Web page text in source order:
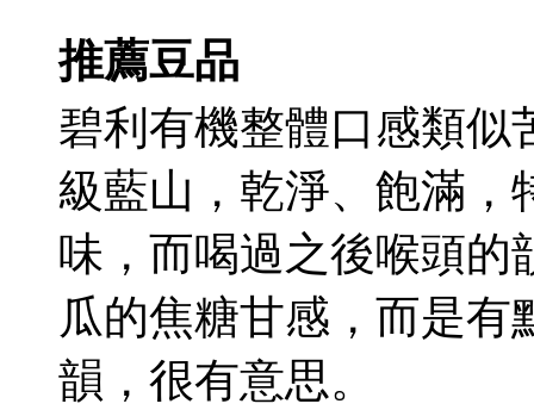
推薦豆品
碧利有機整體口感類
級藍山，乾淨、飽滿，
味，而喝過之後喉頭
瓜的焦糖甘感，而是
韻，很有意思。